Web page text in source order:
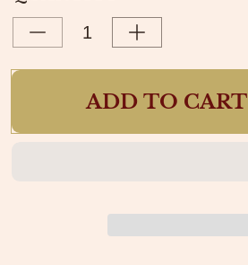
Decrease
CANDLE
DIABOLA
PRESENT
Increase
CANDLE
DIABOLA
|
PRESENT
ADD TO CART